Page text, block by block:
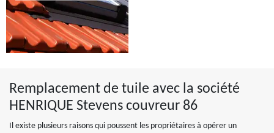
Remplacement de tuile avec la société
HENRIQUE Stevens couvreur 86
Il existe plusieurs raisons qui poussent les propriétaires à opérer un